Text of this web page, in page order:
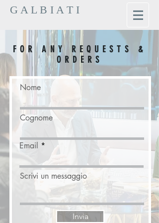
G A L B I A T I
FOR ANY REQUESTS &
ORDERS
Nome
Cognome
Email
Scrivi un messaggio
Invia